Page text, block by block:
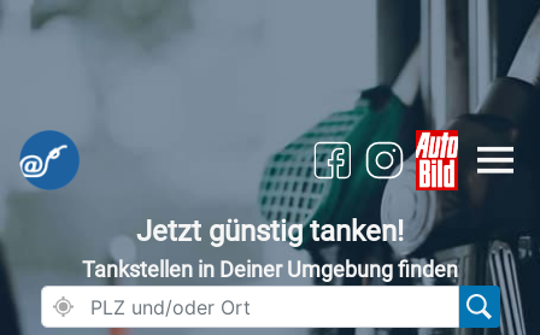
Jetzt günstig tanken!
Tankstellen in Deiner Umgebung finden